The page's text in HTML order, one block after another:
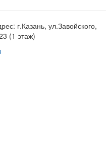
г.Казань, ул.Завойского,
(1 этаж)